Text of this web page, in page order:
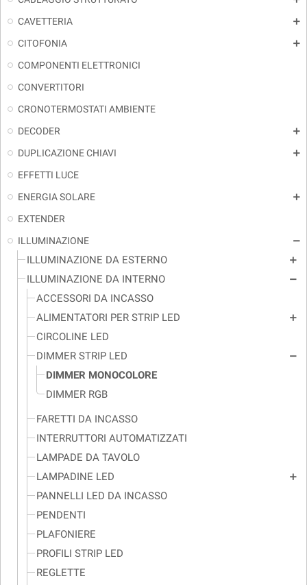
CAVETTERIA add
CITOFONIA add
COMPONENTI ELETTRONICI
CONVERTITORI
CRONOTERMOSTATI AMBIENTE
DECODER
add
DUPLICAZIONE CHIAVI add
EFFETTI LUCE
ENERGIA SOLARE
add
EXTENDER
ILLUMINAZIONE
remove
ILLUMINAZIONE DA ESTERNO add
ILLUMINAZIONE DA INTERNO remove
ACCESSORI DA INCASSO
ALIMENTATORI PER STRIP LED
add
CIRCOLINE LED
DIMMER STRIP LED
remove
DIMMER MONOCOLORE
DIMMER RGB
FARETTI DA INCASSO
INTERRUTTORI AUTOMATIZZATI
LAMPADE DA TAVOLO
LAMPADINE LED
add
PANNELLI LED DA INCASSO
PENDENTI
PLAFONIERE
PROFILI STRIP LED
REGLETTE